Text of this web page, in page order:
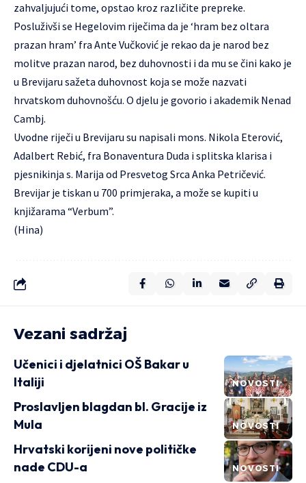
zahvaljujući tome, opstao kroz različite prepreke.
Posluživši se Hegelovim riječima da je ‘hram bez oltara
prazan hram’ fra Ante Vučković je rekao da je narod bez
molitve prazan narod, bez duhovnosti i da mu se čini kako je
u Brevijaru sažeta duhovnost koja se može nazvati
hrvatskom duhovnošću. O djelu je govorio i akademik Nenad
Cambj.
Uvodne riječi u Brevijaru su napisali mons. Nikola Eterović,
Adalbert Rebić, fra Bonaventura Duda i splitska klarisa i
pjesnikinja s. Marija od Presvetog Srca Anka Petričević.
Brevijar je tiskan u 700 primjeraka, a može se kupiti u
knjižarama “Verbum”.
(Hina)
Vezani sadržaj
NOVOSTI
Učenici i djelatnici OŠ Bakar u
Italiji
NOVOSTI
Proslavljen blagdan bl. Gracije iz
Mula
NOVOSTI
Hrvatski korijeni nove političke
nade CDU-a